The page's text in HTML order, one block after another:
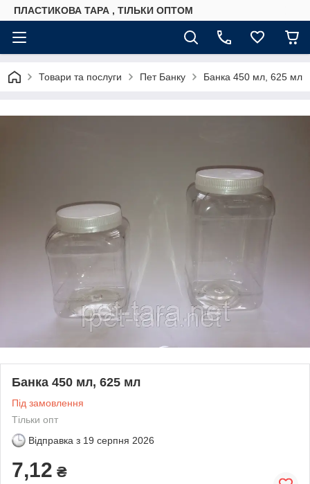
ПЛАСТИКОВА ТАРА , ТІЛЬКИ ОПТОМ
Товари та послуги Пет Банку Банка 450 мл, 625 мл
Банка 450 мл, 625 мл
Під замовлення
Тільки опт
Відправка з 19 серпня 2026
7,12 ₴